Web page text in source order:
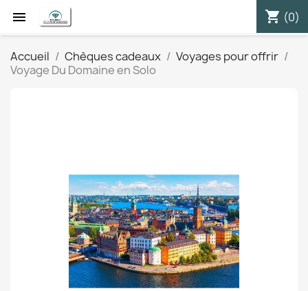
 shopping_cart (0)
Accueil Chèques cadeaux
Voyages pour offrir
Voyage Du Domaine en Solo